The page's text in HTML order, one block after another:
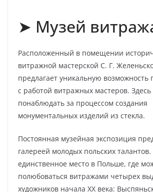
➤ Музей
Расположенный в помещении
витражной мастерской С. Г.
предлагает уникальную возможность
с работой витражных мастеров.
понаблюдать за процессом создания
монументальных изделий из стекла.
Постоянная музейная экспозиция
галереей молодых польских талантов.
единственное место в Польше, где
полюбоваться витражами четырех
художников начала XX века: